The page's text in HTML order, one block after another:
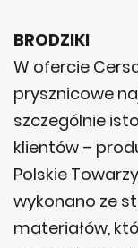
BRODZIKI
W ofercie
prysznicowe
szczególnie
klientów –
Polskie
wykonano ze
materiałów,